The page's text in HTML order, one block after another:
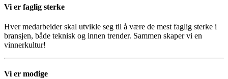
Vi er faglig sterke
Hver medarbeider skal utvikle seg til å være de mest faglig sterke i
bransjen, både teknisk og innen trender. Sammen skaper vi en
vinnerkultur!
Vi er modige